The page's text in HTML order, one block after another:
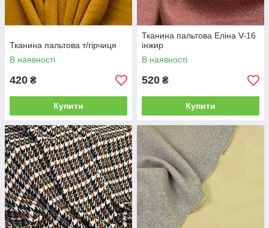
Тканина пальтова т/гірчиця
В наявності
420 ₴
Купити
Тканина пальтова Еліна V-16
інжир
В наявності
520 ₴
Купити